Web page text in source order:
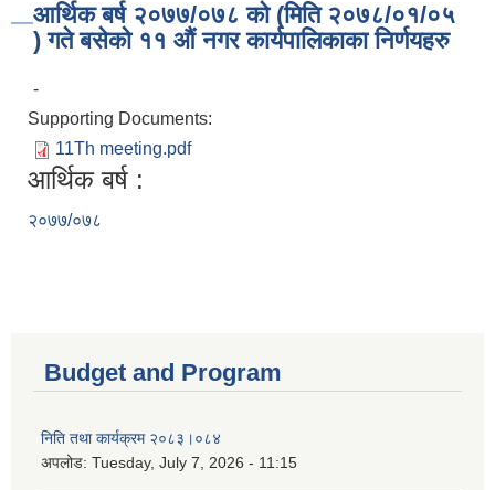
आर्थिक बर्ष २०७७/०७८ को (मिति २०७८/०१/०५
) गते बसेको ११ औं नगर कार्यपालिकाका निर्णयहरु
-
Supporting Documents:
11Th meeting.pdf
आर्थिक बर्ष :
२०७७/०७८
Budget and Program
निति तथा कार्यक्रम २०८३।०८४
अपलोड: Tuesday, July 7, 2026 - 11:15